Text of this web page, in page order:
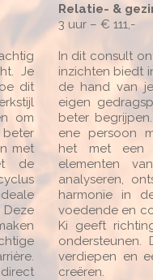
Je
dit
om
met
de
Relatie- &
3 uur – € 111,-
In dit consult
inzichten biedt
de hand van
eigen
beter
ene persoon
het met een
elementen
analyseren,
harmonie in
voedende en
Ki geeft
verdiepen en
creëren.